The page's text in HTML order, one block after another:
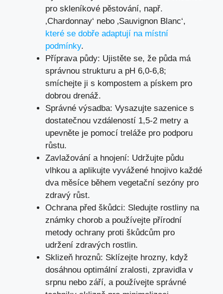
pro skleníkové pěstování, např.
‚Chardonnay‘ nebo ‚Sauvignon Blanc‘,
které se dobře adaptují na místní
podmínky.
Příprava půdy: Ujistěte se, že půda má
správnou strukturu a pH 6,0-6,8;
smíchejte ji s kompostem a pískem pro
dobrou drenáž.
Správné výsadba: Vysazujte sazenice s
dostatečnou vzdáleností 1,5-2 metry a
upevněte je pomocí treláže pro podporu
růstu.
Zavlažování a hnojení: Udržujte půdu
vlhkou a aplikujte vyvážené hnojivo každé
dva měsíce během vegetační sezóny pro
zdravý růst.
Ochrana před škůdci: Sledujte rostliny na
známky chorob a používejte přírodní
metody ochrany proti škůdcům pro
udržení zdravých rostlin.
Sklizeň hroznů: Sklízejte hrozny, když
dosáhnou optimální zralosti, zpravidla v
srpnu nebo září, a používejte správné